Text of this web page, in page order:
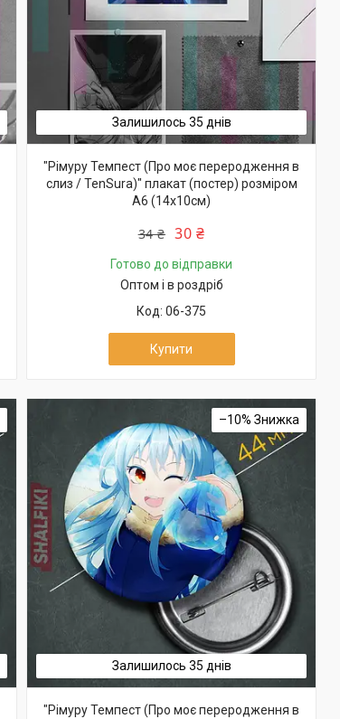
Залишилось 35 днів
"Рімуру Темпест (Про моє переродження в
слиз / TenSura)" плакат (постер) розміром
А6 (14х10см)
34 ₴ 30 ₴
Готово до відправки
Оптом і в роздріб
06-375
Купити
–10%
Залишилось 35 днів
"Рімуру Темпест (Про моє переродження в